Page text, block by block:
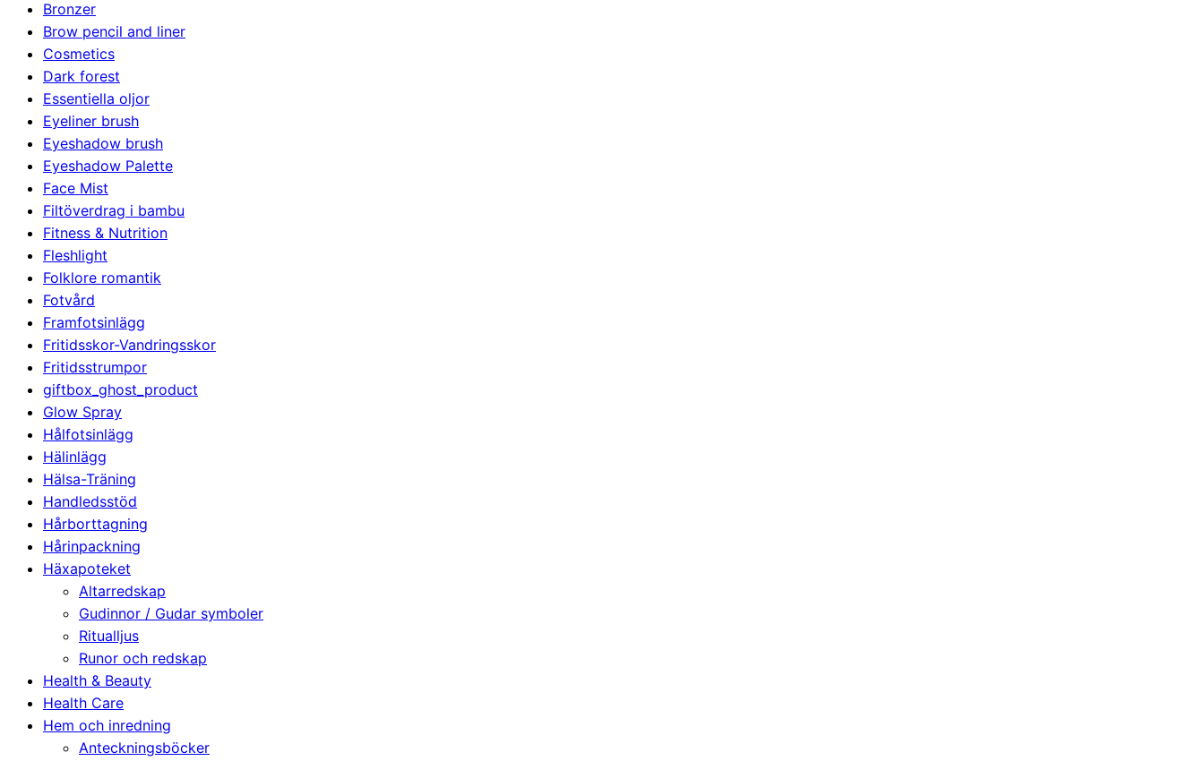
Bronzer
Brow pencil and liner
Cosmetics
Dark forest
Essentiella oljor
Eyeliner brush
Eyeshadow brush
Eyeshadow Palette
Face Mist
Filtöverdrag i bambu
Fitness & Nutrition
Fleshlight
Folklore romantik
Fotvård
Framfotsinlägg
Fritidsskor-Vandringsskor
Fritidsstrumpor
giftbox_ghost_product
Glow Spray
Hålfotsinlägg
Hälinlägg
Hälsa-Träning
Handledsstöd
Hårborttagning
Hårinpackning
Häxapoteket
Altarredskap
Gudinnor / Gudar symboler
Ritualljus
Runor och redskap
Health & Beauty
Health Care
Hem och inredning
Anteckningsböcker